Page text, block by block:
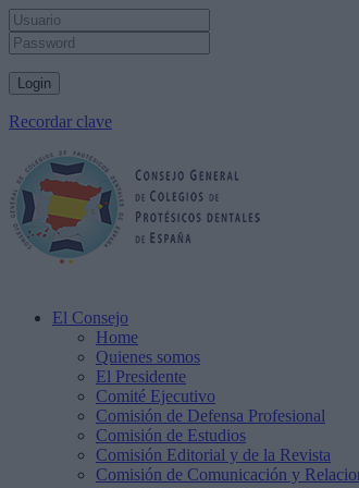
Recordar clave
El Consejo
Home
Quienes somos
El Presidente
Comité Ejecutivo
Comisión de Defensa Profesional
Comisión de Estudios
Comisión Editorial y de la Revista
Comisión de Comunicación y